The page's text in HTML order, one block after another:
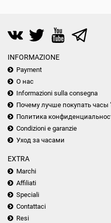
INFORMAZIONE
Payment
О нас
Informazioni sulla consegna
Почему лучше покупать часы
Политика
Condizioni e garanzie
Уход за часами
EXTRA
Marchi
Affiliati
Speciali
Contattaci
Resi